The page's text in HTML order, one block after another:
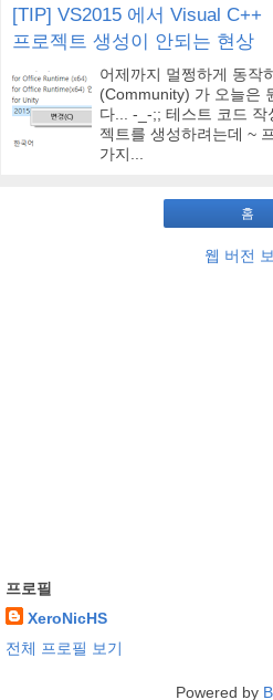
[TIP] VS2015 에서 Visual C++
프로젝트 생성이 안되는 현상
어제까지 멀쩡하게 동작
(Community) 가 오늘은
다... -_-;; 테스트 코드 작
젝트를 생성하려는데 ~
가지...
홈
웹 버전
프로필
XeroNicHS
전체 프로필 보기
Powered by